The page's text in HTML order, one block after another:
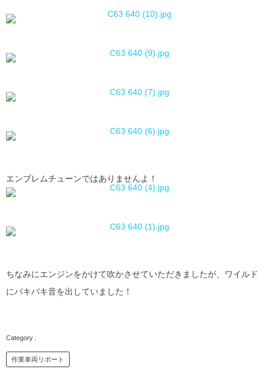
エンブレムチューンではありませんよ！
ちなみにエンジンをかけて吹かさせていただきましたが、ワイルド
にバキバキ音を出していました！
作業車両リポート